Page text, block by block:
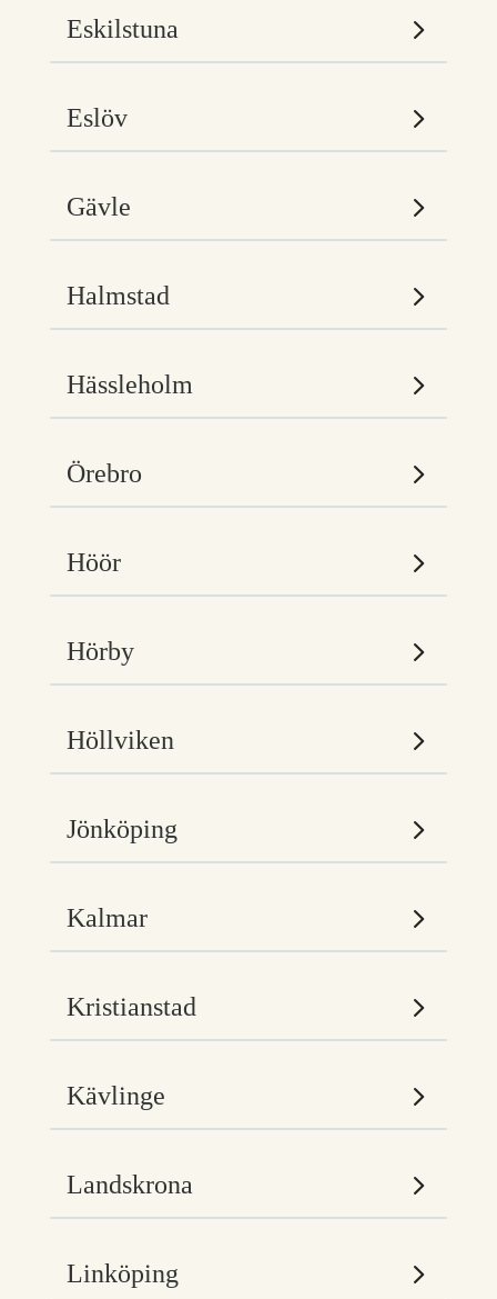
Eskilstuna
Eslöv
Gävle
Halmstad
Hässleholm
Örebro
Höör
Hörby
Höllviken
Jönköping
Kalmar
Kristianstad
Kävlinge
Landskrona
Linköping